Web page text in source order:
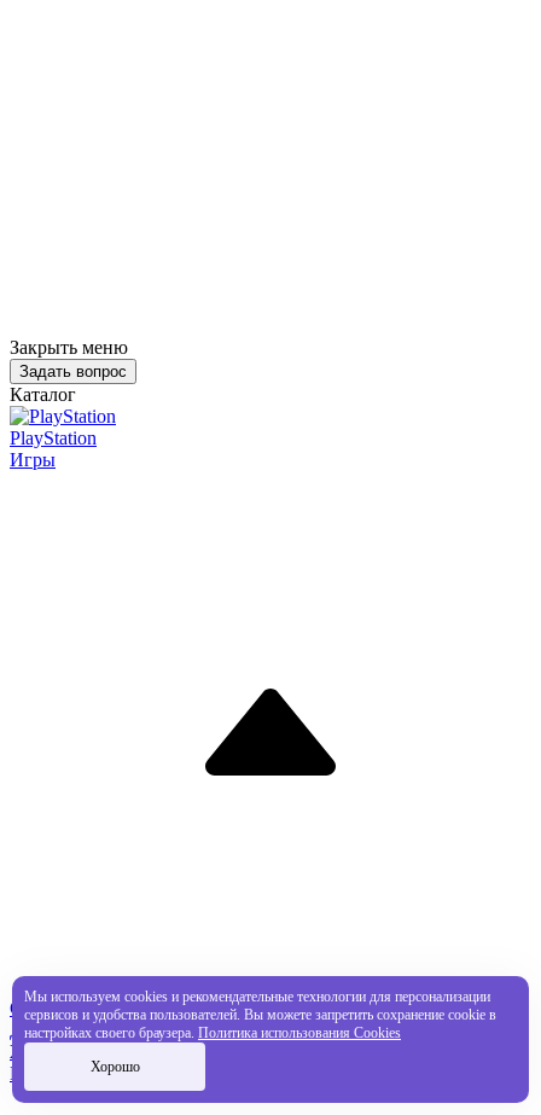
Закрыть меню
Задать вопрос
Каталог
PlayStation
Игры
Со скидкой
Дополнения
Жанры
Подписки PlayStation Plus
Мы используем cookies и рекомендательные технологии для персонализации
сервисов и удобства пользователей. Вы можете запретить сохранение cookie в
настройках своего браузера. Политика использования Cookies
Хорошо